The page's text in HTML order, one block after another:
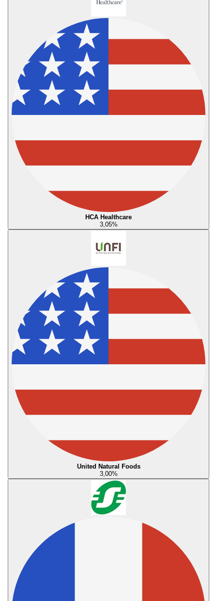
HCA Healthcare
3,05%
United Natural Foods
3,00%